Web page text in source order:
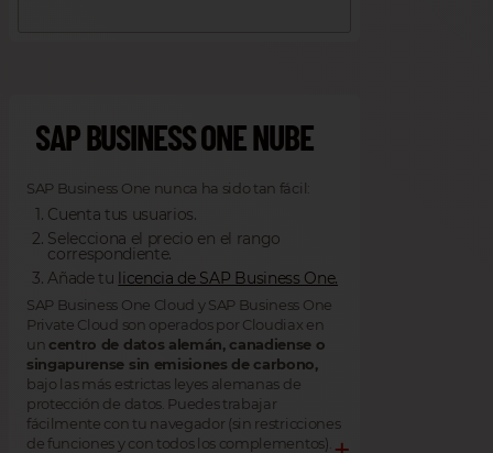
SAP BUSINESS ONE NUBE
SAP Business One nunca ha sido tan fácil:
Cuenta tus usuarios.
Selecciona el precio en el rango
correspondiente.
Añade tu licencia de SAP Business One.
SAP Business One Cloud y SAP Business One
Private Cloud son operados por Cloudiax en
un centro de datos alemán, canadiense o
singapurense sin emisiones de carbono,
bajo las más estrictas leyes alemanas de
protección de datos. Puedes trabajar
fácilmente con tu navegador (sin restricciones
de funciones y con todos los complementos).